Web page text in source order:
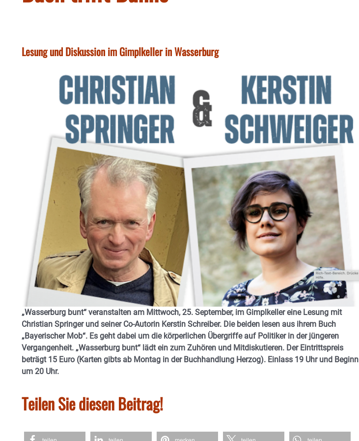
Lesung und Diskussion im Gimplkeller in Wasserburg
„Wasserburg bunt“ veranstalten am Mittwoch, 25. September, im Gimplkeller eine Lesung mit
Christian Springer und seiner Co-Autorin Kerstin Schreiber. Die beiden lesen aus ihrem Buch
„Bayerischer Mob“. Es geht dabei um die körperlichen Übergriffe auf Politiker in der jüngeren
Vergangenheit. „Wasserburg bunt“ lädt ein zum Zuhören und Mitdiskutieren. Der Eintrittspreis
beträgt 15 Euro (Karten gibts ab Montag in der Buchhandlung Herzog). Einlass 19 Uhr und Beginn
um 20 Uhr.
Teilen Sie diesen Beitrag!